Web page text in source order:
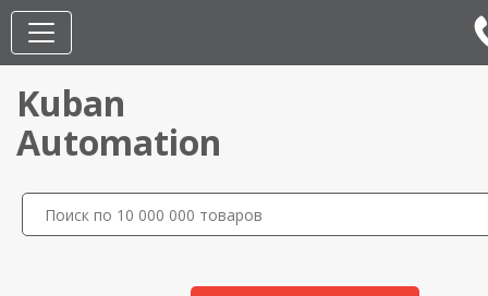
Kuban
Automation